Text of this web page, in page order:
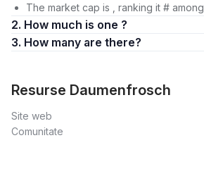
The market cap is , ranking it #
2. How much is one ?
3. How many are there?
Resurse Daumenfrosch
Site web
Comunitate